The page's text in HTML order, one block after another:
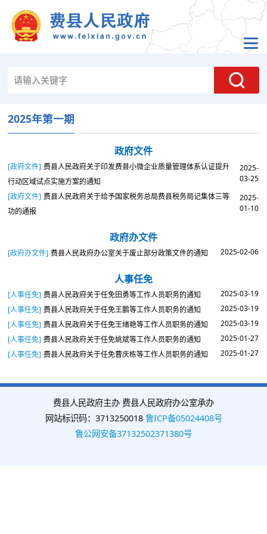
2025年第一期
政府文件
[政府文件] 费县人民政府关于印发费县小微企业质量管理体系认证提升
行动区域试点实施方案的通知
2025-
03-25
[政府文件] 费县人民政府关于给予国家税务总局费县税务局记集体三等
功的通报
2025-
01-10
政府办文件
[政府办文件] 费县人民政府办公室关于废止部分政策文件的通知 2025-02-06
人事任免
[人事任免] 费县人民政府关于任免田勇等工作人员职务的通知
2025-03-19
[人事任免] 费县人民政府关于任免王鹏等工作人员职务的通知
2025-03-19
[人事任免] 费县人民政府关于任免王绪艳等工作人员职务的通知
2025-03-19
[人事任免] 费县人民政府关于任免姚斌等工作人员职务的通知
2025-01-27
[人事任免] 费县人民政府关于任免曹庆栋等工作人员职务的通知 2025-01-27
费县人民政府主办 费县人民政府办公室承办
网站标识码：3713250018 鲁ICP备05024408号
鲁公网安备37132502371380号